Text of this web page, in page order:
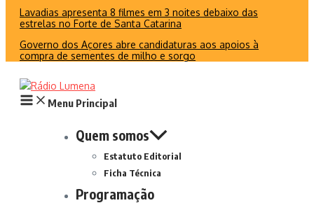
Lavadias apresenta 8 filmes em 3 noites debaixo das
estrelas no Forte de Santa Catarina
Governo dos Açores abre candidaturas aos apoios à
compra de sementes de milho e sorgo
Menu Principal
Quem somos
Estatuto Editorial
Ficha Técnica
Programação